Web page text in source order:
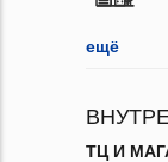
ещё
ТЦ И